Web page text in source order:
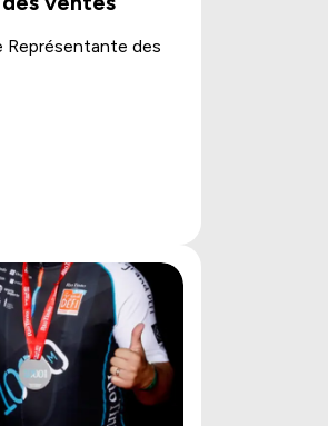
Représentante des